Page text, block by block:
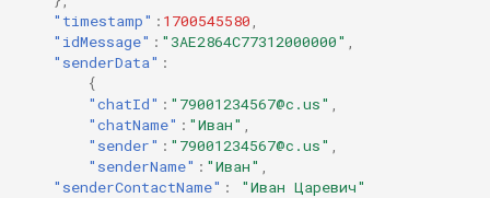
"timestamp" : 1700545580,
"idMessage" : "3AE2864C77312000000" ,
"senderData" :
{
"chatId" : "79001234567@c.us" ,
"chatName" : "Иван" ,
"sender" : "79001234567@c.us" ,
"senderName" : "Иван" ,
"senderContactName" :
"Иван Царевич"